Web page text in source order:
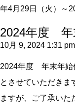
年4月29日（火）～
2024年度 年
10月 9, 2024 1:31 pm
2024年度 年末年始
とさせていただきま
ますが、ご了承いた